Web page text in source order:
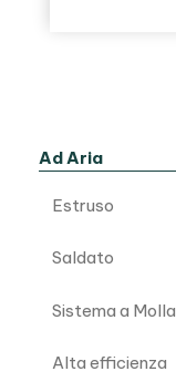
Ad Aria
Estruso
Saldato
Sistema a Molla
Alta efficienza